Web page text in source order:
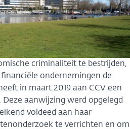
criminaliteit te bestrijden,
ondernemingen de
in maart 2019 aan CCV een
aanwijzing werd opgelegd
voldeed aan haar
te verrichten en om